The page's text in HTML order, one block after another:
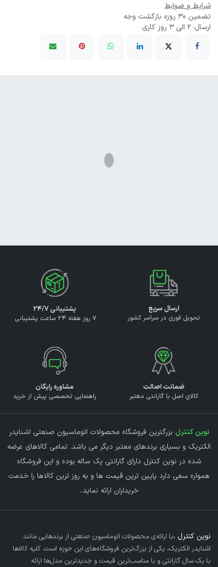
شرایط و ضوابط
تضمین 30 روزه بازگشت وجه
ارسال: 2 الی 3 روز کاری
ارسال سریع
تحویل فوری در سراسر کشور
پشتیبانی ۲۴/۷
7 روز هفته 24 ساعت پشتیبانی
ضمانت اصالت
کالای اصل با گارانتی معتبر
مشاوره رایگان
راهنمایی تخصصی پیش از خرید
نوین کنترل بزرگترین فروشگاه محصولات اتوماسیون صنعتی اشنایدر
الکتریک و بسیاری برندهای معتبر دیگر می باشد. تمامی کالاهای عرضه
شده در نوین کنترل دارای گارانتی یک ساله بوده و این فروشگاه
همواره سعی دارد پایین ترین قیمت ها و به روز ترین کالاها را خدمت
خریداران ارائه نماید..
نوین کنترل ،با ارائه‌ی محصولات اتوماسیون صنعتی از برندهایی مانند
اشنایدر الکتریک، یکی از بزرگ‌ترین فروشگاه‌های این حوزه است. کلیه کالاها
با یک سال گارانتی و با مناسب‌ترین قیمت و جدیدترین مدل‌ها ارائه